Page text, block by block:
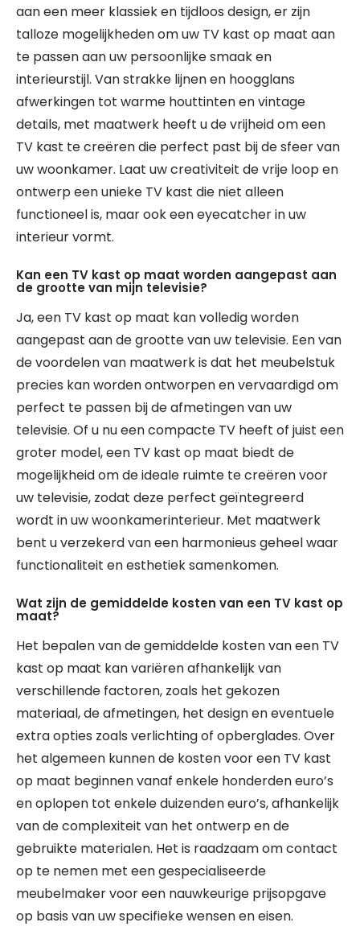
aan een meer klassiek en tijdloos design, er zijn
talloze mogelijkheden om uw TV kast op maat aan
te passen aan uw persoonlijke smaak en
interieurstijl. Van strakke lijnen en hoogglans
afwerkingen tot warme houttinten en vintage
details, met maatwerk heeft u de vrijheid om een
TV kast te creëren die perfect past bij de sfeer van
uw woonkamer. Laat uw creativiteit de vrije loop en
ontwerp een unieke TV kast die niet alleen
functioneel is, maar ook een eyecatcher in uw
interieur vormt.
Kan een TV kast op maat worden aangepast aan
de grootte van mijn televisie?
Ja, een TV kast op maat kan volledig worden
aangepast aan de grootte van uw televisie. Een van
de voordelen van maatwerk is dat het meubelstuk
precies kan worden ontworpen en vervaardigd om
perfect te passen bij de afmetingen van uw
televisie. Of u nu een compacte TV heeft of juist een
groter model, een TV kast op maat biedt de
mogelijkheid om de ideale ruimte te creëren voor
uw televisie, zodat deze perfect geïntegreerd
wordt in uw woonkamerinterieur. Met maatwerk
bent u verzekerd van een harmonieus geheel waar
functionaliteit en esthetiek samenkomen.
Wat zijn de gemiddelde kosten van een TV kast op
maat?
Het bepalen van de gemiddelde kosten van een TV
kast op maat kan variëren afhankelijk van
verschillende factoren, zoals het gekozen
materiaal, de afmetingen, het design en eventuele
extra opties zoals verlichting of opberglades. Over
het algemeen kunnen de kosten voor een TV kast
op maat beginnen vanaf enkele honderden euro’s
en oplopen tot enkele duizenden euro’s, afhankelijk
van de complexiteit van het ontwerp en de
gebruikte materialen. Het is raadzaam om contact
op te nemen met een gespecialiseerde
meubelmaker voor een nauwkeurige prijsopgave
op basis van uw specifieke wensen en eisen.